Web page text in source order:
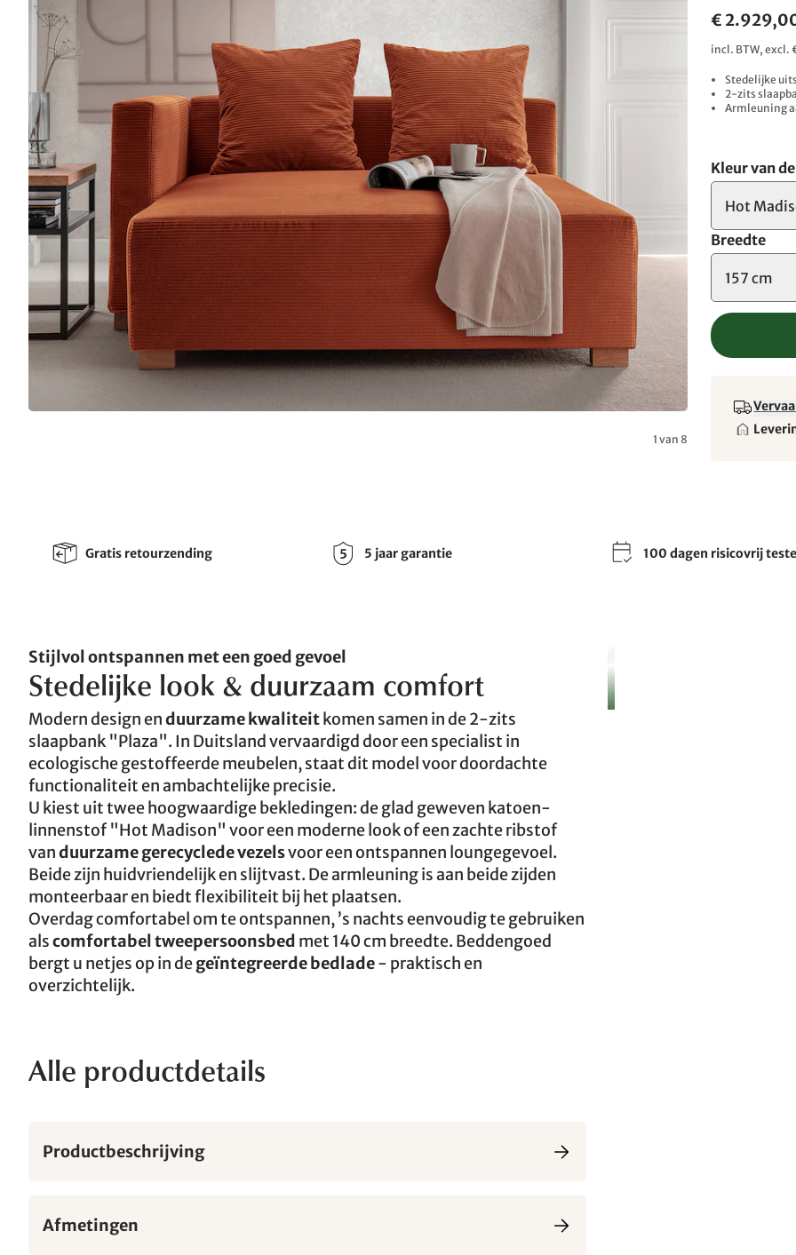
1 van 8
€
incl. BTW,
Stedelijke
2-zits
Armleuning
Kleur van
Hot
Breedte
157 cm
Gratis retourzending 5 jaar garantie 100 dagen risicovrij
Stijlvol ontspannen met een goed gevoel
Stedelijke look & duurzaam comfort
Modern design enduurzame kwaliteitkomen samen in de 2-zits
slaapbank "Plaza". In Duitsland vervaardigd door een specialist in
ecologische gestoffeerde meubelen, staat dit model voor doordachte
functionaliteit en ambachtelijke precisie.
U kiest uit twee hoogwaardige bekledingen: de glad geweven katoen-
linnenstof "Hot Madison" voor een moderne look of een zachte ribstof
vanduurzame gerecyclede vezelsvoor een ontspannen loungegevoel.
Beide zijn huidvriendelijk en slijtvast. De armleuning is aan beide zijden
monteerbaar en biedt flexibiliteit bij het plaatsen.
Overdag comfortabel om te ontspannen, ’s nachts eenvoudig te gebruiken
alscomfortabel tweepersoonsbed met 140 cm breedte. Beddengoed
bergt u netjes op in degeïntegreerde bedlade- praktisch en
overzichtelijk.
Alle productdetails
Productbeschrijving
Afmetingen